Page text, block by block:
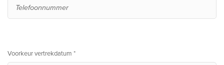
Voorkeur vertrekdatum *